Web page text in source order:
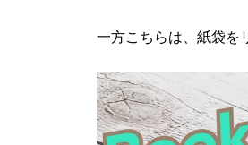
一方こちらは、紙袋を